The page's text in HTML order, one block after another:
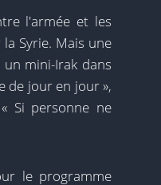
l'armée et les
Syrie. Mais une
mini-Irak dans
de jour en jour »,
Si personne ne
le programme